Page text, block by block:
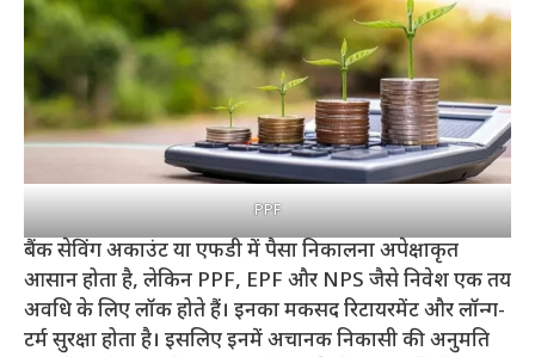
PPF
बैंक सेविंग अकाउंट या एफडी में पैसा निकालना अपेक्षाकृत
आसान होता है, लेकिन PPF, EPF और NPS जैसे निवेश एक तय
अवधि के लिए लॉक होते हैं। इनका मकसद रिटायरमेंट और लॉन्ग-
टर्म सुरक्षा होता है। इसलिए इनमें अचानक निकासी की अनुमति